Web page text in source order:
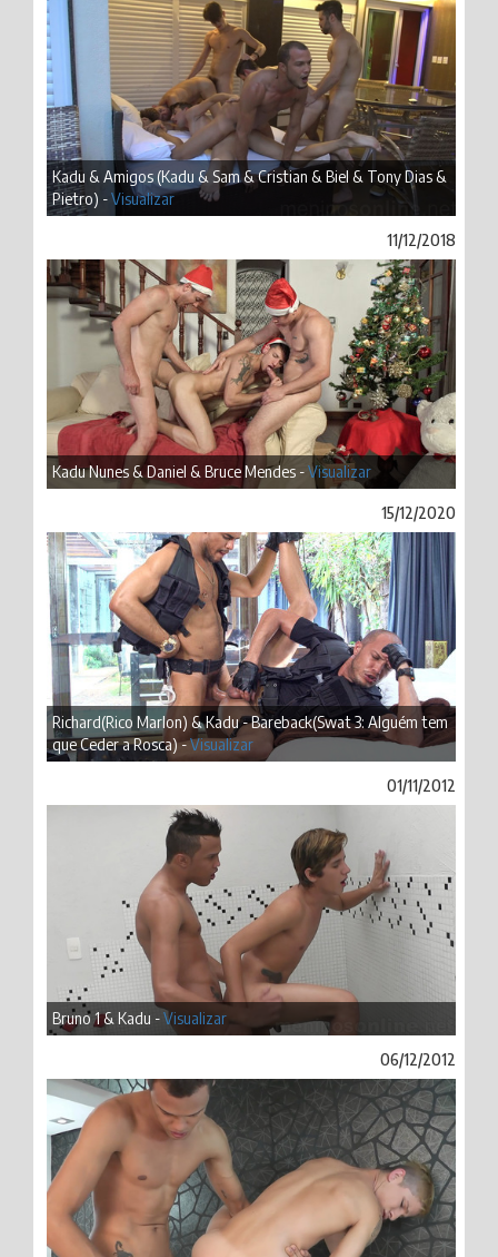
Kadu & Amigos (Kadu & Sam & Cristian & Biel & Tony Dias &
Pietro) -Visualizar
11/12/2018
Kadu Nunes & Daniel & Bruce Mendes -Visualizar
15/12/2020
Richard(Rico Marlon) & Kadu - Bareback(Swat 3: Alguém tem
que Ceder a Rosca) -Visualizar
01/11/2012
Bruno 1 & Kadu -Visualizar
06/12/2012